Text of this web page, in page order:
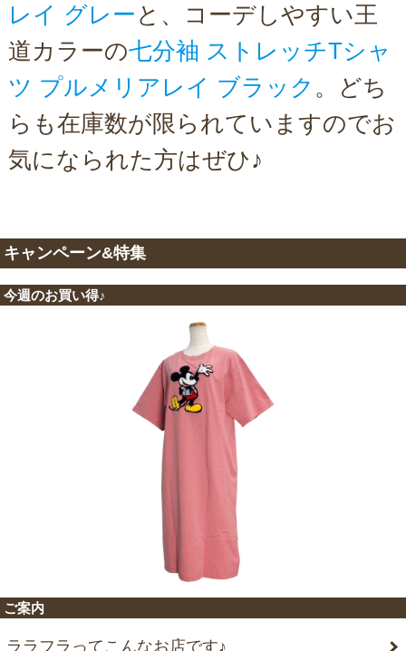
レイ グレー と、コーデしやすい王
道カラーの七分袖 ストレッチTシャ
ツ プルメリアレイ ブラック 。どち
らも在庫数が限られていますのでお
気になられた方はぜひ♪
キャンペーン&特集
今週のお買い得♪
ご案内
ララフラってこんなお店です♪